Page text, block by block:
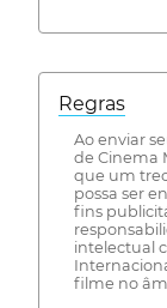
Regras
Ao enviar
de Cinema
que um
possa ser
fins
intelectual
filme no